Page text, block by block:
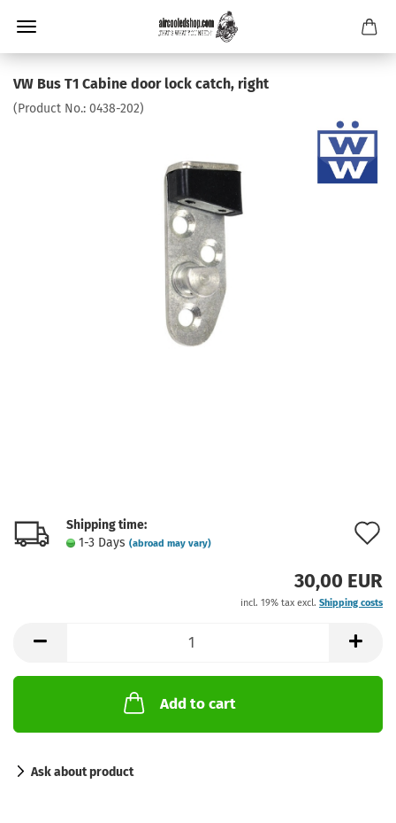
VW Bus T1 Cabine door lock catch, right
(Product No.: 0438-202)
Shipping time:
1-3 Days (abroad may vary)
30,00 EUR
incl. 19% tax excl. Shipping costs
Add to cart
Ask about product